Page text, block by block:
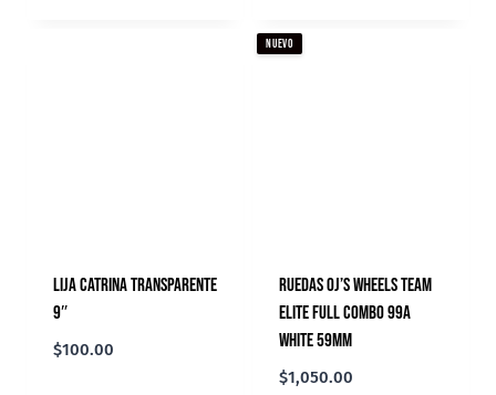
Lija Catrina Transparente
9″
$100.00
NUEVO
Ruedas Oj’s Wheels Team
Elite Full Combo 99A
White 59mm
$1,050.00